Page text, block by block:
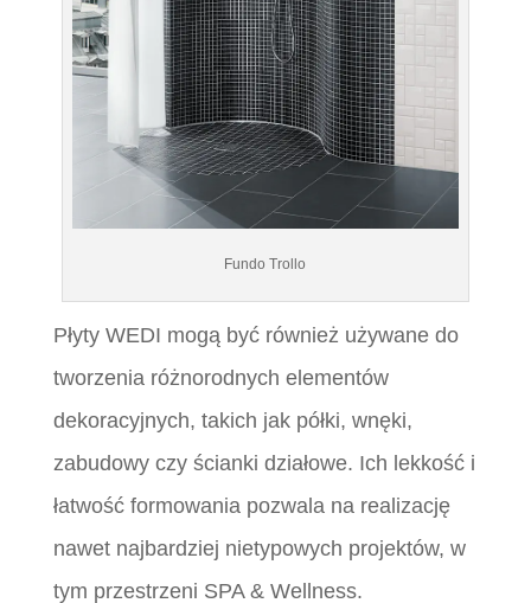
Fundo Trollo
Płyty WEDI mogą być również używane do
tworzenia różnorodnych elementów
dekoracyjnych, takich jak półki, wnęki,
zabudowy czy ścianki działowe. Ich lekkość i
łatwość formowania pozwala na realizację
nawet najbardziej nietypowych projektów, w
tym przestrzeni SPA & Wellness.